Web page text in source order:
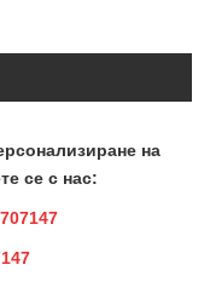
на
се с нас: